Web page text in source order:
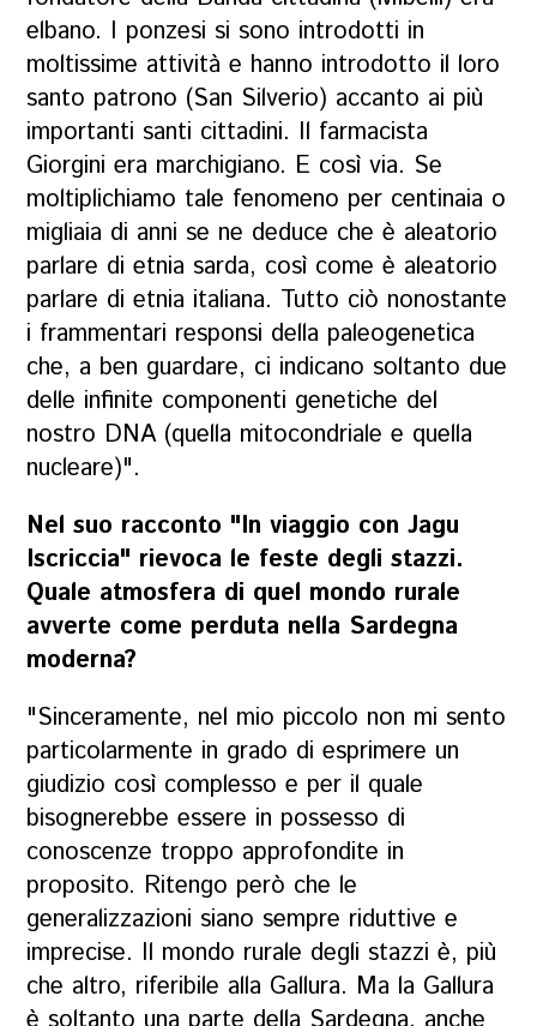
elbano. I ponzesi si sono introdotti in
moltissime attività e hanno introdotto il loro
santo patrono (San Silverio) accanto ai più
importanti santi cittadini. Il farmacista
Giorgini era marchigiano. E così via. Se
moltiplichiamo tale fenomeno per centinaia o
migliaia di anni se ne deduce che è aleatorio
parlare di etnia sarda, così come è aleatorio
parlare di etnia italiana. Tutto ciò nonostante
i frammentari responsi della paleogenetica
che, a ben guardare, ci indicano soltanto due
delle infinite componenti genetiche del
nostro DNA (quella mitocondriale e quella
nucleare)".
Nel suo racconto "In viaggio con Jagu
Iscriccia" rievoca le feste degli stazzi.
Quale atmosfera di quel mondo rurale
avverte come perduta nella Sardegna
moderna?
"Sinceramente, nel mio piccolo non mi sento
particolarmente in grado di esprimere un
giudizio così complesso e per il quale
bisognerebbe essere in possesso di
conoscenze troppo approfondite in
proposito. Ritengo però che le
generalizzazioni siano sempre riduttive e
imprecise. Il mondo rurale degli stazzi è, più
che altro, riferibile alla Gallura. Ma la Gallura